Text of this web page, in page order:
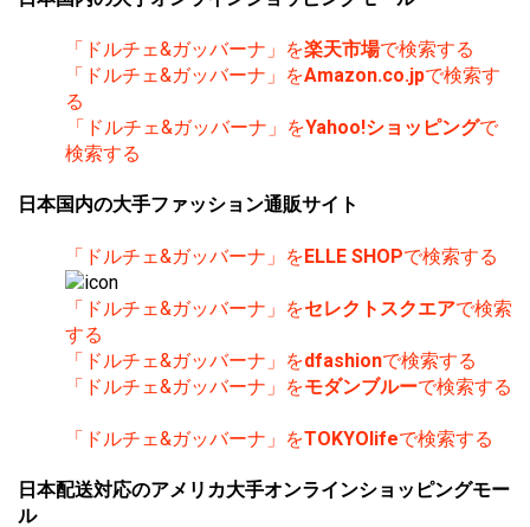
「ドルチェ&ガッバーナ」を楽天市場で検索する
「ドルチェ&ガッバーナ」をAmazon.co.jpで検索す
る
「ドルチェ&ガッバーナ」をYahoo!ショッピングで
検索する
日本国内の大手ファッション通販サイト
「ドルチェ&ガッバーナ」をELLE SHOPで検索する
「ドルチェ&ガッバーナ」をセレクトスクエアで検索
する
「ドルチェ&ガッバーナ」をdfashionで検索する
「ドルチェ&ガッバーナ」をモダンブルーで検索する
「ドルチェ&ガッバーナ」をTOKYOlifeで検索する
日本配送対応のアメリカ大手オンラインショッピングモー
ル